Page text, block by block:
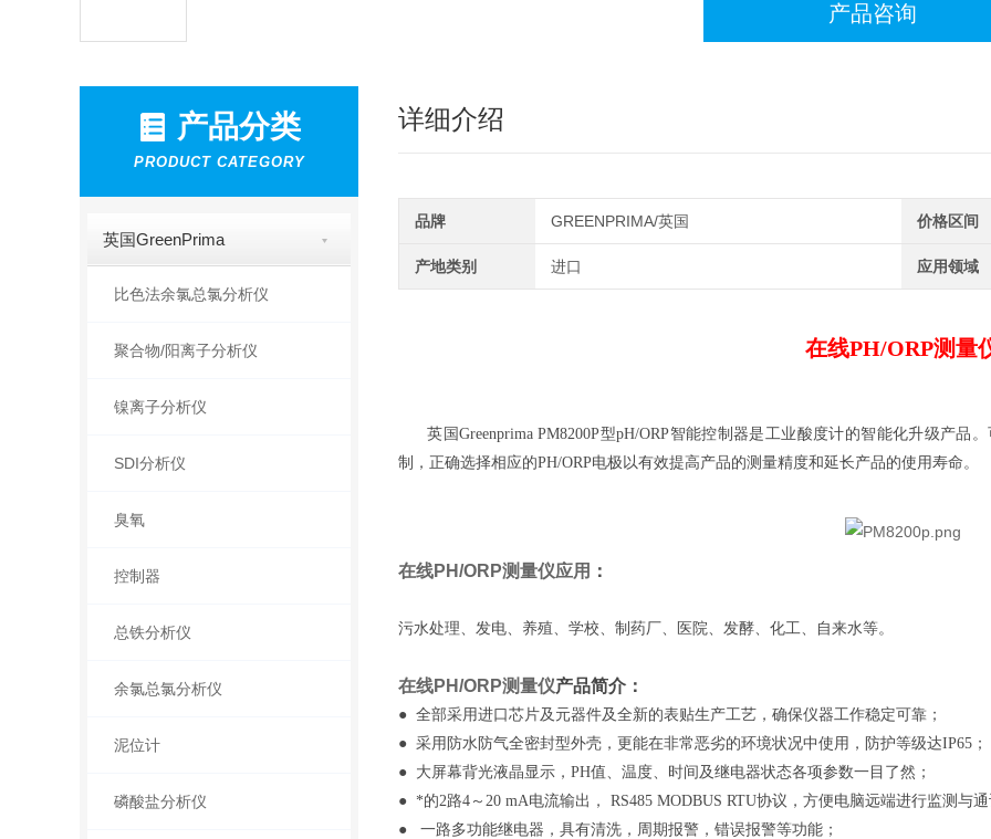
产品咨询
产品分类
PRODUCT CATEGORY
英国GreenPrima
比色法余氯总氯分析仪
聚合物/阳离子分析仪
镍离子分析仪
SDI分析仪
臭氧
控制器
总铁分析仪
余氯总氯分析仪
泥位计
磷酸盐分析仪
详细介绍
品牌 GREENPRIMA/英国 价格区间
产地类别 进口 应用领域
在线PH/ORP测量
英国Greenprima PM8200P型pH/ORP智能控制器是工业酸度计的智能化升级产品
制，正确选择相应的PH/ORP电极以有效提高产品的测量精度和延长产品的使用寿命。
在线PH/ORP测量仪应用 ：
污水处理、发电、养殖、学校、制药厂、医院、发酵、化工、自来水等。
在线PH/ORP测量仪产品简介 ：
● 全部采用进口芯片及元器件及全新的表贴生产工艺，确保仪器工作稳定可靠；
● 采用防水防气全密封型外壳，更能在非常恶劣的环境状况中使用，防护等级达IP65；
● 大屏幕背光液晶显示，PH值、温度、时间及继电器状态各项参数一目了然；
● *的2路4～20 mA电流输出， RS485 MODBUS RTU协议，方便电脑远端进行监测与
● 一路多功能继电器，具有清洗，周期报警，错误报警等功能；